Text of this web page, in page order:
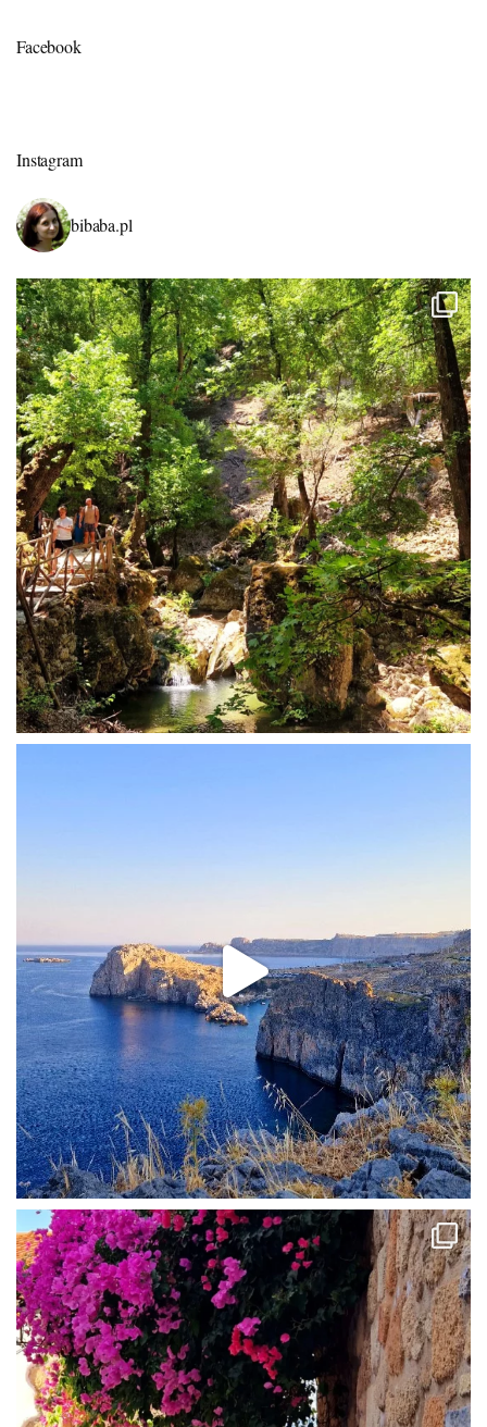
Facebook
Instagram
bibaba.pl